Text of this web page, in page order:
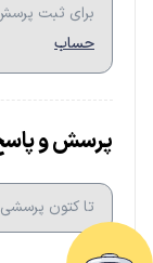
برای ثبت
حساب
پرسش و
تا کتون